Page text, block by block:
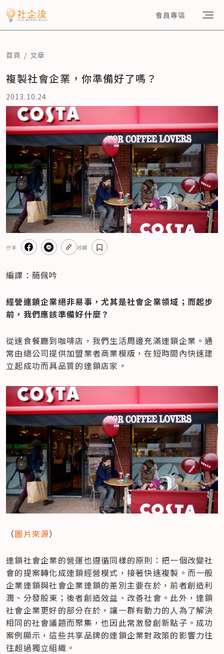
會員專區
首頁 文章
複製社會企業，你準備好了嗎？
2013.10.24
分享 收藏
編譯：簡佩吟
經營連鎖企業絕非易事，尤其是社會企業領域；而起步
前，我們應該準備好什麼？
從速食餐廳到咖啡店，我們生活周邊充滿連鎖企業。通
常由總公司提供加盟業者商業模版，在短時間內快速建
立起成功而具品質的連鎖店家。
（圖片來源）
連鎖社會企業的營運也遵循同樣的原則：把一個改變社
會的提案轉化成連鎖經營模式，接著快速複製。而一般
企業連鎖與社會企業連鎖的差別主要在於，前者創造利
潤、分發股東；後者創造效益、改善社會。此外，連鎖
社會企業更好的部分在於，讓一群有動力的人為了解決
相同的社會議題而聚集，也因此常激發創新點子。成功
案例顯示，這些共享品牌的連鎖企業對政策的影響力往
往超過獨立組織。